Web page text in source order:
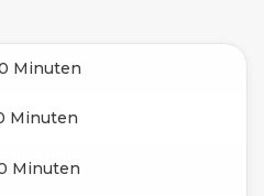
Minuten
Minuten
Minuten